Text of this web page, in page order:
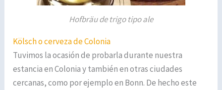
Hofbräu de trigo tipo ale
Kölsch o cerveza de Colonia
Tuvimos la ocasión de probarla durante nuestra
estancia en Colonia y también en otras ciudades
cercanas, como por ejemplo en Bonn. De hecho este